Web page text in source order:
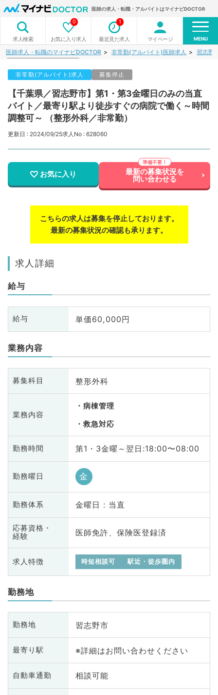
医師の求人・転職・アルバイトはマイナビDOCTOR
求人検索 お気に入り求人
0
最近見た求人
1
マイページ MENU
医師求人・転職のマイナビDOCTOR 非常勤(アルバイト)医師求人 習志野
非常勤(アルバイト)求人 募集停止
【千葉県／習志野市】第1・第3金曜日のみの当直
バイト／最寄り駅より徒歩すぐの病院で働く～時間
調整可～ （整形外科／非常勤）
更新日 : 2024/09/25求人No : 628060
お気に入り 最新の募集状況を
問い合わせる
こちらの求人は募集を停止しております。
最新の募集状況の確認も承ります。
求人詳細
給与
給与 単価60,000円
業務内容
募集科目 整形外科
業務内容
病棟管理
救急対応
勤務時間 第1・3金曜～翌日:18:00〜08:00
勤務曜日 金
勤務体系 金曜日 : 当直
応募資格・
経験
医師免許、保険医登録済
求人特徴 時短相談可 駅近・徒歩圏内
勤務地
勤務地 習志野市
最寄り駅 ※詳細はお問い合わせください
自動車通勤 相談可能